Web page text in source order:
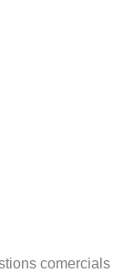
comercials